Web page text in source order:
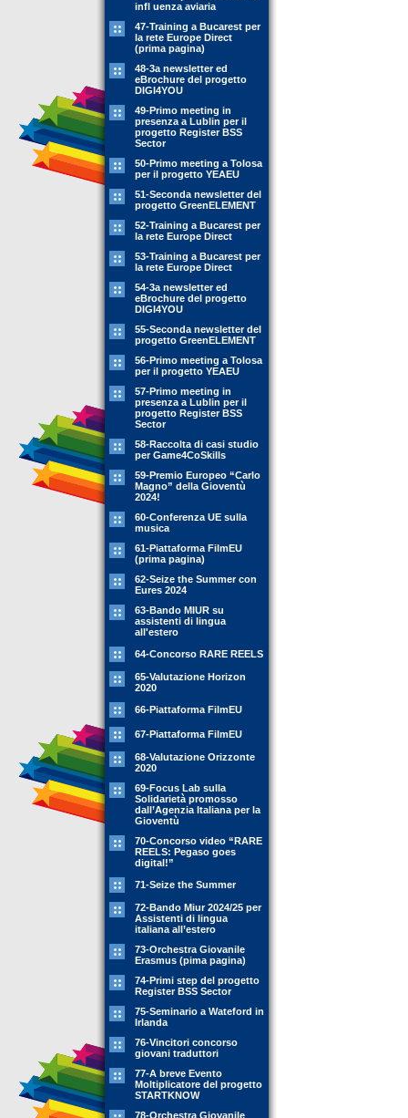
infl uenza aviaria
47-Training a Bucarest per
la rete Europe Direct
(prima pagina)
48-3a newsletter ed
eBrochure del progetto
DIGI4YOU
49-Primo meeting in
presenza a Lublin per il
progetto Register BSS
Sector
50-Primo meeting a Tolosa
per il progetto YEAEU
51-Seconda newsletter del
progetto GreenELEMENT
52-Training a Bucarest per
la rete Europe Direct
53-Training a Bucarest per
la rete Europe Direct
54-3a newsletter ed
eBrochure del progetto
DIGI4YOU
55-Seconda newsletter del
progetto GreenELEMENT
56-Primo meeting a Tolosa
per il progetto YEAEU
57-Primo meeting in
presenza a Lublin per il
progetto Register BSS
Sector
58-Raccolta di casi studio
per Game4CoSkills
59-Premio Europeo “Carlo
Magno” della Gioventù
2024!
60-Conferenza UE sulla
musica
61-Piattaforma FilmEU
(prima pagina)
62-Seize the Summer con
Eures 2024
63-Bando MIUR su
assistenti di lingua
all'estero
64-Concorso RARE REELS
65-Valutazione Horizon
2020
66-Piattaforma FilmEU
67-Piattaforma FilmEU
68-Valutazione Orizzonte
2020
69-Focus Lab sulla
Solidarietà promosso
dall’Agenzia Italiana per la
Gioventù
70-Concorso video “RARE
REELS: Pegaso goes
digital!”
71-Seize the Summer
72-Bando Miur 2024/25 per
Assistenti di lingua
italiana all’estero
73-Orchestra Giovanile
Erasmus (pima pagina)
74-Primi step del progetto
Register BSS Sector
75-Seminario a Wateford in
Irlanda
76-Vincitori concorso
giovani traduttori
77-A breve Evento
Moltiplicatore del progetto
STARTKNOW
78-Orchestra Giovanile